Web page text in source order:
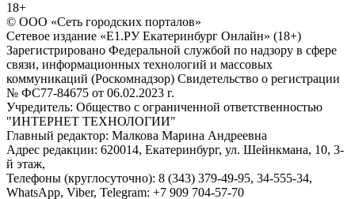
18+
© ООО «Сеть городских порталов»
Сетевое издание «Е1.РУ Екатеринбург Онлайн» (18+)
Зарегистрировано Федеральной службой по надзору в сфере
связи, информационных технологий и массовых
коммуникаций (Роскомнадзор) Свидетельство о регистрации
№ ФС77-84675 от 06.02.2023 г.
Учредитель: Общество с ограниченной ответственностью
"ИНТЕРНЕТ ТЕХНОЛОГИИ"
Главный редактор: Малкова Марина Андреевна
Адрес редакции: 620014, Екатеринбург, ул. Шейнкмана, 10, 3-
й этаж,
Телефоны (круглосуточно): 8 (343) 379-49-95, 34-555-34,
WhatsApp, Viber, Telegram: +7 909 704-57-70